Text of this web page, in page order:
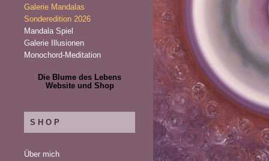
Galerie Mandalas
Sonderedition 2026
Mandala Spiel
Galerie Illusionen
Monochord-Meditation
Die Blume des Lebens
Website und Shop
SHOP
Über mich